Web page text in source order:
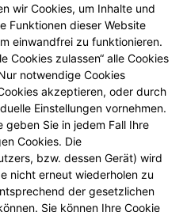
und
Fitness
wir Cookies, um Inhalte und
Funktionen dieser Website
einwandfrei zu funktionieren.
Cookies zulassen“ alle Cookies
notwendige Cookies
akzeptieren, oder durch
Einstellungen vornehmen.
Sie in jedem Fall Ihre
Cookies. Die
bzw. dessen Gerät) wird
nicht erneut wiederholen zu
der gesetzlichen
Sie können Ihre Cookie